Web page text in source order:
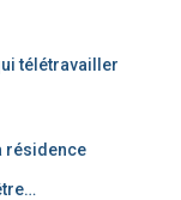
télétravailler
résidence